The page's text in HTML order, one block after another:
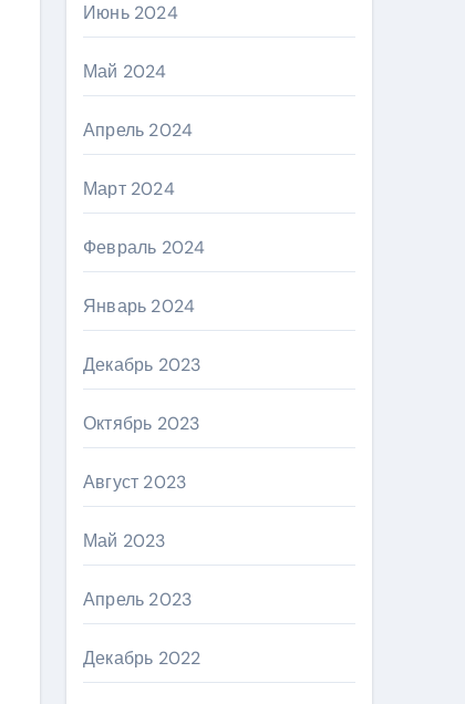
Июнь 2024
Май 2024
Апрель 2024
Март 2024
Февраль 2024
Январь 2024
Декабрь 2023
Октябрь 2023
Август 2023
Май 2023
Апрель 2023
Декабрь 2022